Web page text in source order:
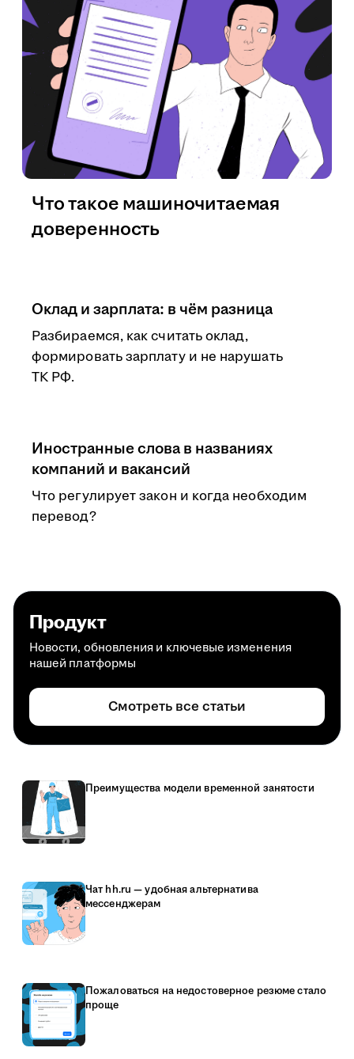
Оклад и зарплата: в чём разница
Разбираемся, как считать оклад,
формировать зарплату и не нарушать
ТК РФ.
Иностранные слова в названиях
компаний и вакансий
Что регулирует закон и когда необходим
перевод?
Что такое машиночитаемая
доверенность
Продукт
Новости, обновления и ключевые изменения
нашей платформы
Смотреть все статьи
Преимущества модели временной занятости
Чат hh.ru — удобная альтернатива
мессенджерам
Пожаловаться на недостоверное резюме стало
проще